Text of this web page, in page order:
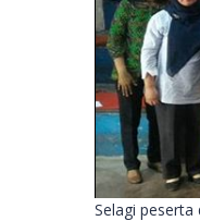
Selagi peserta